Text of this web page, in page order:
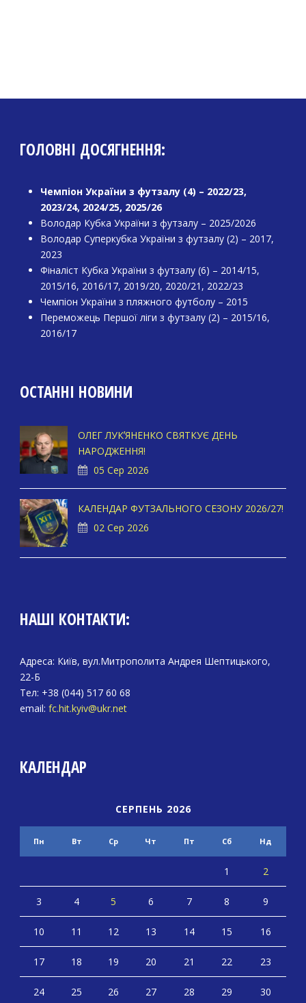
ГОЛОВНІ ДОСЯГНЕННЯ:
Чемпіон України з футзалу (4) – 2022/23,
2023/24, 2024/25, 2025/26
Володар Кубка України з футзалу – 2025/2026
Володар Суперкубка України з футзалу (2) – 2017,
2023
Фіналіст Кубка України з футзалу (6) – 2014/15,
2015/16, 2016/17, 2019/20, 2020/21, 2022/23
Чемпіон України з пляжного футболу – 2015
Переможець Першої ліги з футзалу (2) – 2015/16,
2016/17
ОСТАННІ НОВИНИ
ОЛЕГ ЛУКʼЯНЕНКО СВЯТКУЄ ДЕНЬ
НАРОДЖЕННЯ!
05 Сер 2026
КАЛЕНДАР ФУТЗАЛЬНОГО СЕЗОНУ 2026/27!
02 Сер 2026
НАШІ КОНТАКТИ:
Адреса: Київ, вул.Митрополита Андрея Шептицького,
22-Б
Тел: +38 (044) 517 60 68
email: fc.hit.kyiv@ukr.net
КАЛЕНДАР
СЕРПЕНЬ 2026
Пн Вт Ср Чт Пт Сб Нд
1 2
3 4 5 6 7 8 9
10 11 12 13 14 15 16
17 18 19 20 21 22 23
24 25 26 27 28 29 30